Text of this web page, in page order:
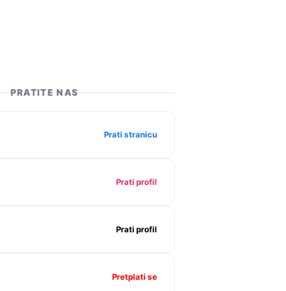
PRATITE NAS
Prati stranicu
Prati profil
Prati profil
Pretplati se